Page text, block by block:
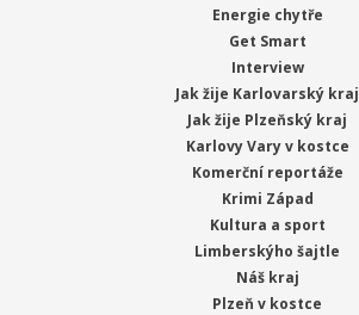
Energie chytře
Get Smart
Interview
Jak žije Karlovarský kraj
Jak žije Plzeňský kraj
Karlovy Vary v kostce
Komerční reportáže
Krimi Západ
Kultura a sport
Limberskýho šajtle
Náš kraj
Plzeň v kostce